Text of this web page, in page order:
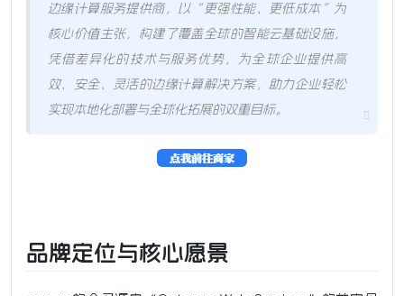
边缘计算服务提供商，以“更强性能、更低成本”为
核心价值主张，构建了覆盖全球的智能云基础设施，
凭借差异化的技术与服务优势，为全球企业提供高
效、安全、灵活的边缘计算解决方案，助力企业轻松
实现本地化部署与全球化拓展的双重目标。
品牌定位与核心愿景